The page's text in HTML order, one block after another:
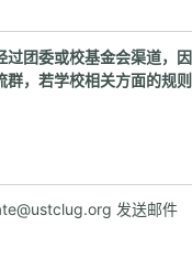
过团委或校基金会渠道，因
，若学校相关方面的规则
发送邮件